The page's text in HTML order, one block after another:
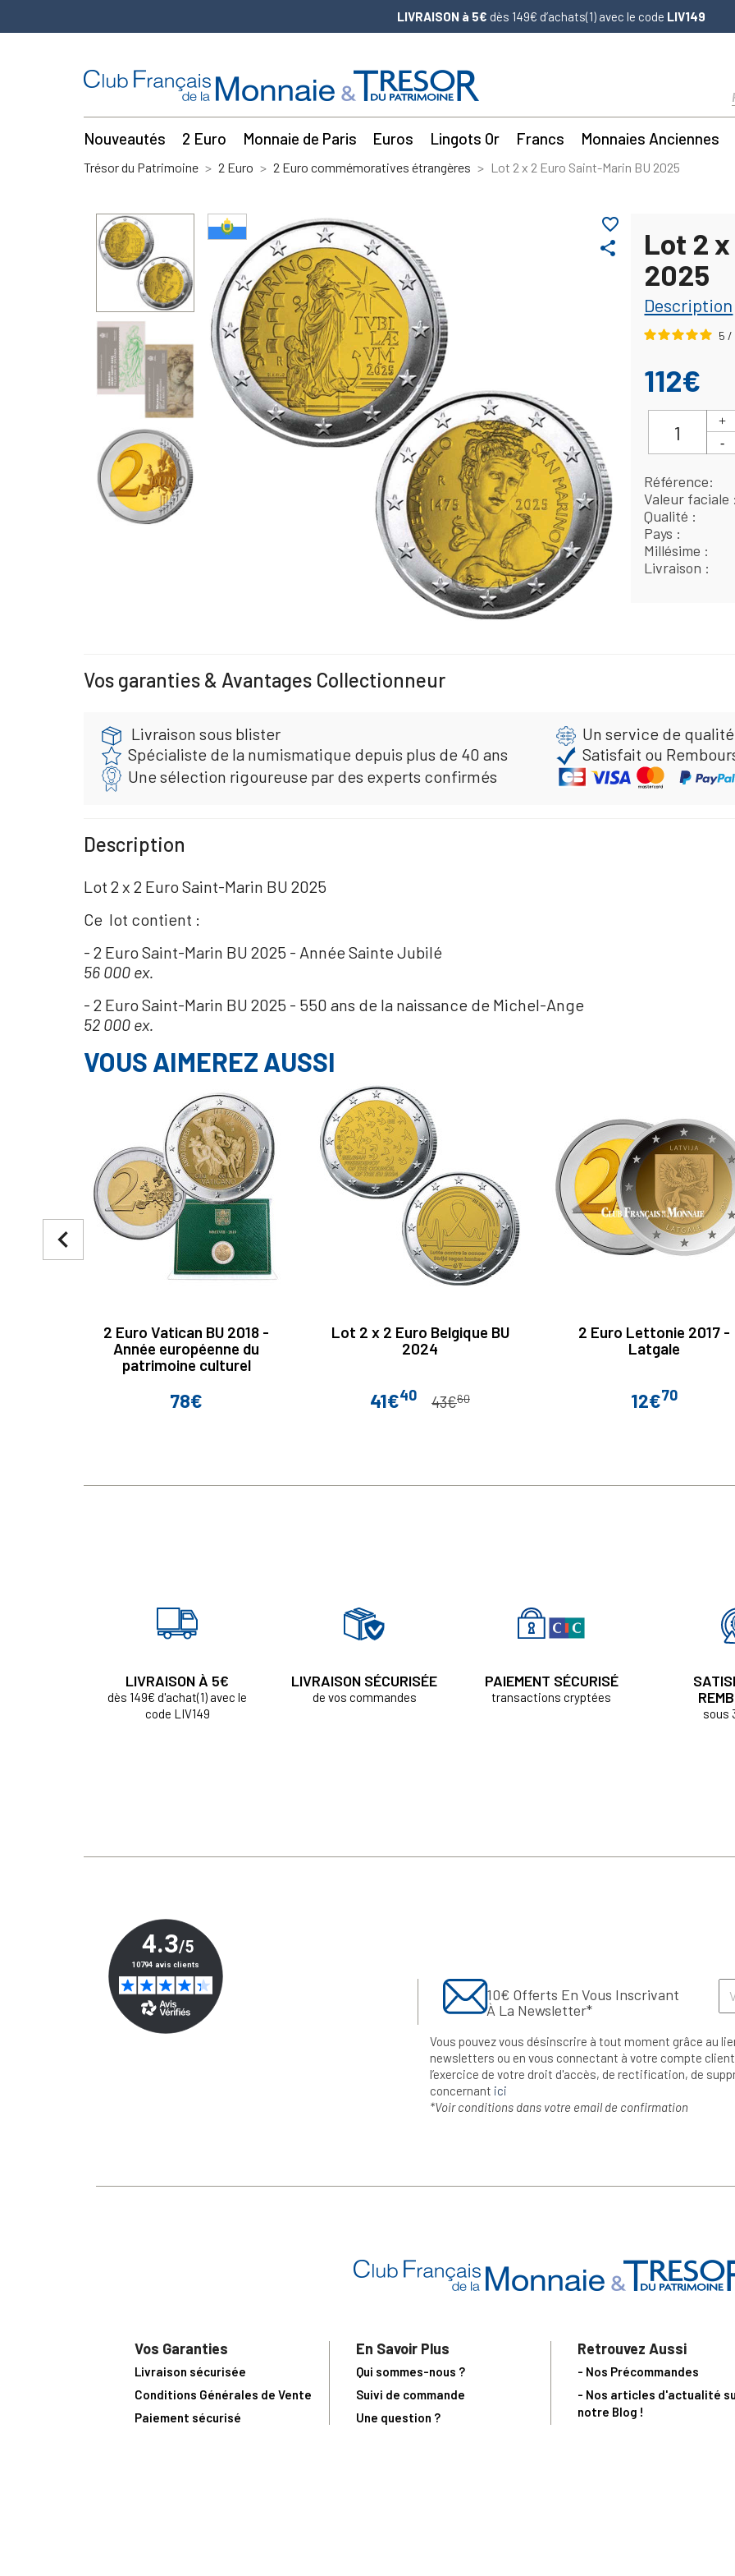
LIVRAISON à 5€ dès 149€ d’achats(1) avec le code LIV149
Nouveautés 2 Euro Monnaie de Paris Euros Lingots Or Francs Monnaies Anciennes
Trésor du Patrimoine 2 Euro 2 Euro commémoratives étrangères Lot 2 x 2 Euro Saint-Marin BU 2025
share
favorite_border
Lot 2
2025
Description
5 /
112€
Référence
Valeur faciale
Qualité
Pays
Millésime
Livraison
Vos garanties & Avantages Collectionneur
Livraison sous blister
Un service de
Spécialiste de la numismatique depuis plus de 40 ans
Satisfait ou
Une sélection rigoureuse par des experts confirmés
Description
Lot 2 x 2 Euro Saint-Marin BU 2025
Ce lot contient :
- 2 Euro Saint-Marin BU 2025 - Année Sainte Jubilé
56 000 ex.
- 2 Euro Saint-Marin BU 2025 - 550 ans de la naissance de Michel-Ange
52 000 ex.
VOUS AIMEREZ AUSSI
2 Euro Vatican BU 2018 -
Année européenne du
patrimoine culturel
Prix
78€
Lot 2 x 2 Euro Belgique BU
2024
Prix
41€40 Prix de base
43€60
2 Euro Lettonie 2017 -
Latgale
Prix
12€70
navigate_before
LIVRAISON À 5€
dès 149€ d'achat(1) avec le
code LIV149
LIVRAISON SÉCURISÉE
de vos commandes
PAIEMENT SÉCURISÉ
transactions cryptées
sous
10€ Offerts En Vous Inscrivant
À La Newsletter*
Vous pouvez vous désinscrire à tout moment grâce au
newsletters ou en vous connectant à votre compte
l’exercice de votre droit d'accès, de rectification, de
concernant ici
*Voir conditions dans votre email de confirmation
Vos Garanties
Livraison sécurisée
Conditions Générales de Vente
Paiement sécurisé
En Savoir Plus
Qui sommes-nous ?
Suivi de commande
Une question ?
Retrouvez Aussi
- Nos Précommandes
- Nos articles d'actualité
notre Blog !